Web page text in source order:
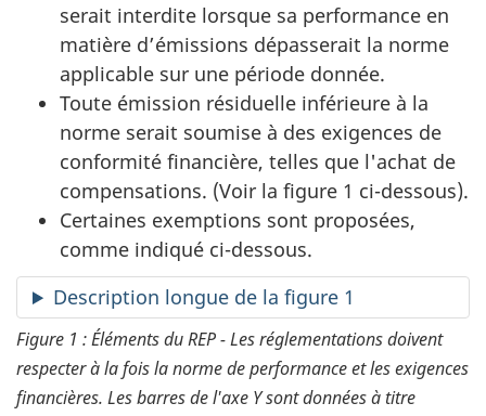
serait interdite lorsque sa performance en
matière d’émissions dépasserait la norme
applicable sur une période donnée.
Toute émission résiduelle inférieure à la
norme serait soumise à des exigences de
conformité financière, telles que l'achat de
compensations. (Voir la figure 1 ci-dessous).
Certaines exemptions sont proposées,
comme indiqué ci-dessous.
Description longue de la figure 1
Figure 1 : Éléments du REP - Les réglementations doivent
respecter à la fois la norme de performance et les exigences
financières. Les barres de l'axe Y sont données à titre